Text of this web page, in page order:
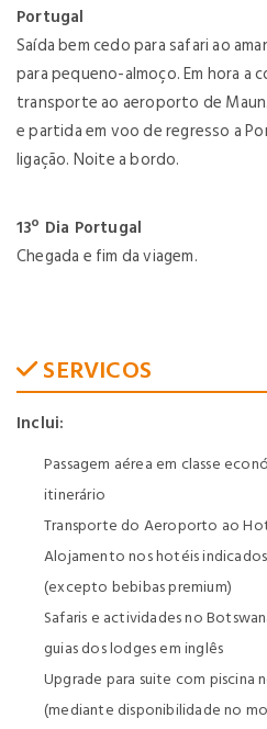
Portugal
Saída bem cedo para safari ao
para pequeno-almoço. Em hora a
transporte ao aeroporto de
e partida em voo de regresso a
ligação. Noite a bordo.
13º Dia Portugal
Chegada e fim da viagem.
SERVICOS
Inclui:
Passagem aérea em classe
itinerário
Transporte do Aeroporto ao
Alojamento nos hotéis
(excepto bebibas premium)
Safaris e actividades no
guias dos lodges em inglês
Upgrade para suite com piscina
(mediante disponibilidade no